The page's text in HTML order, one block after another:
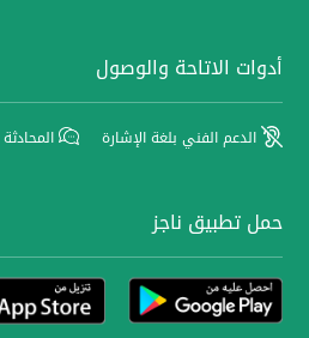
أدوات الاتاحة والوصول
الدعم الفني بلغة الإشارة
حمل تطبيق ناجز